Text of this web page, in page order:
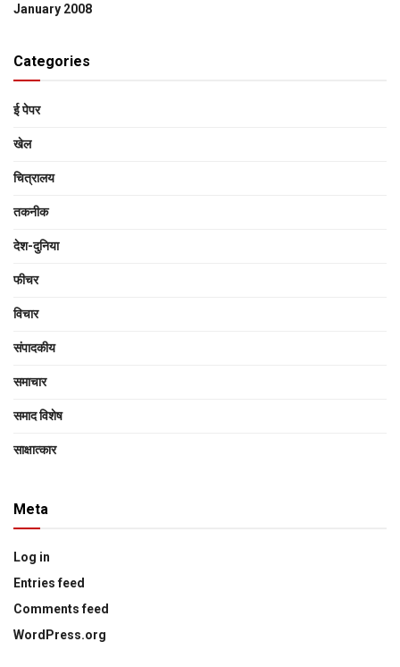
January 2008
Categories
ई पेपर
खेल
चित्रालय
तकनीक
देश-दुनिया
फीचर
विचार
संपादकीय
समाचार
समाद विशेष
साक्षात्‍कार
Meta
Log in
Entries feed
Comments feed
WordPress.org